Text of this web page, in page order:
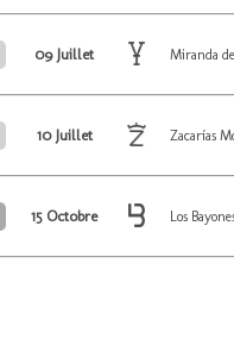
09 Juillet Miranda
10 Juillet Zacarías
15 Octobre Los